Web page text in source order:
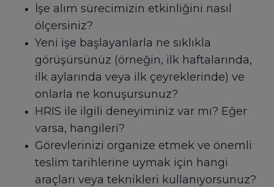
İşe alım sürecimizin etkinliğini nasıl
ölçersiniz?
Yeni işe başlayanlarla ne sıklıkla
görüşürsünüz (örneğin, ilk haftalarında,
ilk aylarında veya ilk çeyreklerinde) ve
onlarla ne konuşursunuz?
HRIS ile ilgili deneyiminiz var mı? Eğer
varsa, hangileri?
Görevlerinizi organize etmek ve önemli
teslim tarihlerine uymak için hangi
araçları veya teknikleri kullanıyorsunuz?